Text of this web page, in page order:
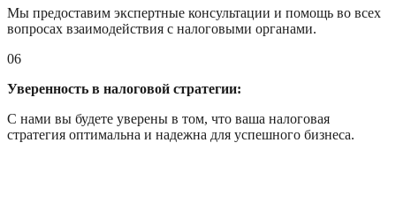
Мы предоставим экспертные консультации и помощь во всех
вопросах взаимодействия с налоговыми органами.
06
Уверенность в налоговой стратегии:
С нами вы будете уверены в том, что ваша налоговая
стратегия оптимальна и надежна для успешного бизнеса.